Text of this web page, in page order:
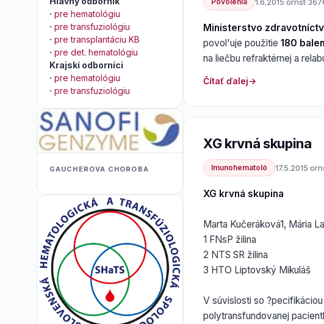
Ministerstvo
povol'uje použitie 180
na liečbu refraktérnej a
Čítať ďalej
XG krvná skupina
Imunohematoló 17.5.2015·
XG krvná skupina
Marta Kučeráková1, Mária
1 FNsP žilina
2 NTS SR žilina
3 HTO Liptovský Mikuláš
V súvislosti so
polytransfundovanej
· pre hematológiu
· pre transfuziológiu
· pre transplantáciu KB
· pre det. hematológiu
Krajskí odborníci
· pre hematológiu
· pre transfuziológiu
GAUCHEROVA CHOROBA